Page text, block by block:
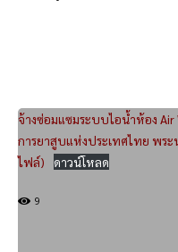
จ้างซ่อมแซมระบบไอน้ำห้อง Air
การยาสูบแห่งประเทศไทย พระ
ไฟล์)
ดาวน์โหลด
9